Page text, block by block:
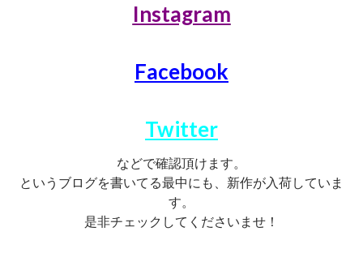
Instagram
Facebook
Twitter
などで確認頂けます。
というブログを書いてる最中にも、新作が入荷していま
す。
是非チェックしてくださいませ！